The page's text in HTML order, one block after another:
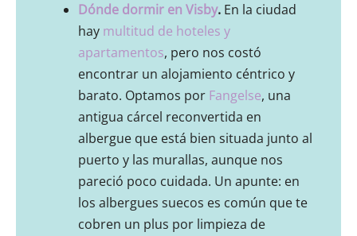
Dónde dormir en Visby. En la ciudad
hay multitud de hoteles y
apartamentos, pero nos costó
encontrar un alojamiento céntrico y
barato. Optamos por Fangelse, una
antigua cárcel reconvertida en
albergue que está bien situada junto al
puerto y las murallas, aunque nos
pareció poco cuidada. Un apunte: en
los albergues suecos es común que te
cobren un plus por limpieza de